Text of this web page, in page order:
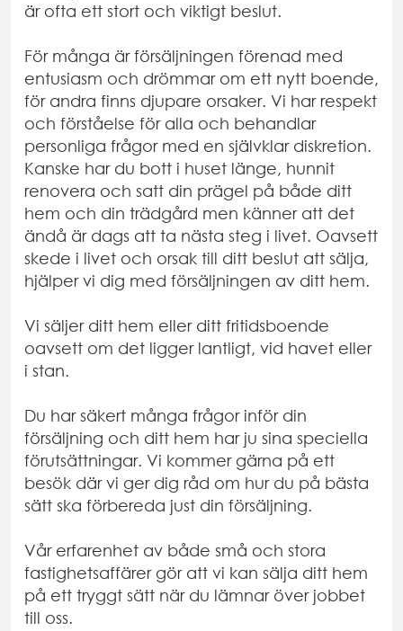
är ofta ett stort och viktigt beslut.
För många är försäljningen förenad med
entusiasm och drömmar om ett nytt boende,
för andra finns djupare orsaker. Vi har respekt
och förståelse för alla och behandlar
personliga frågor med en självklar diskretion.
Kanske har du bott i huset länge, hunnit
renovera och satt din prägel på både ditt
hem och din trädgård men känner att det
ändå är dags att ta nästa steg i livet. Oavsett
skede i livet och orsak till ditt beslut att sälja,
hjälper vi dig med försäljningen av ditt hem.
Vi säljer ditt hem eller ditt fritidsboende
oavsett om det ligger lantligt, vid havet eller
i stan.
Du har säkert många frågor inför din
försäljning och ditt hem har ju sina speciella
förutsättningar. Vi kommer gärna på ett
besök där vi ger dig råd om hur du på bästa
sätt ska förbereda just din försäljning.
Vår erfarenhet av både små och stora
fastighetsaffärer gör att vi kan sälja ditt hem
på ett tryggt sätt när du lämnar över jobbet
till oss.